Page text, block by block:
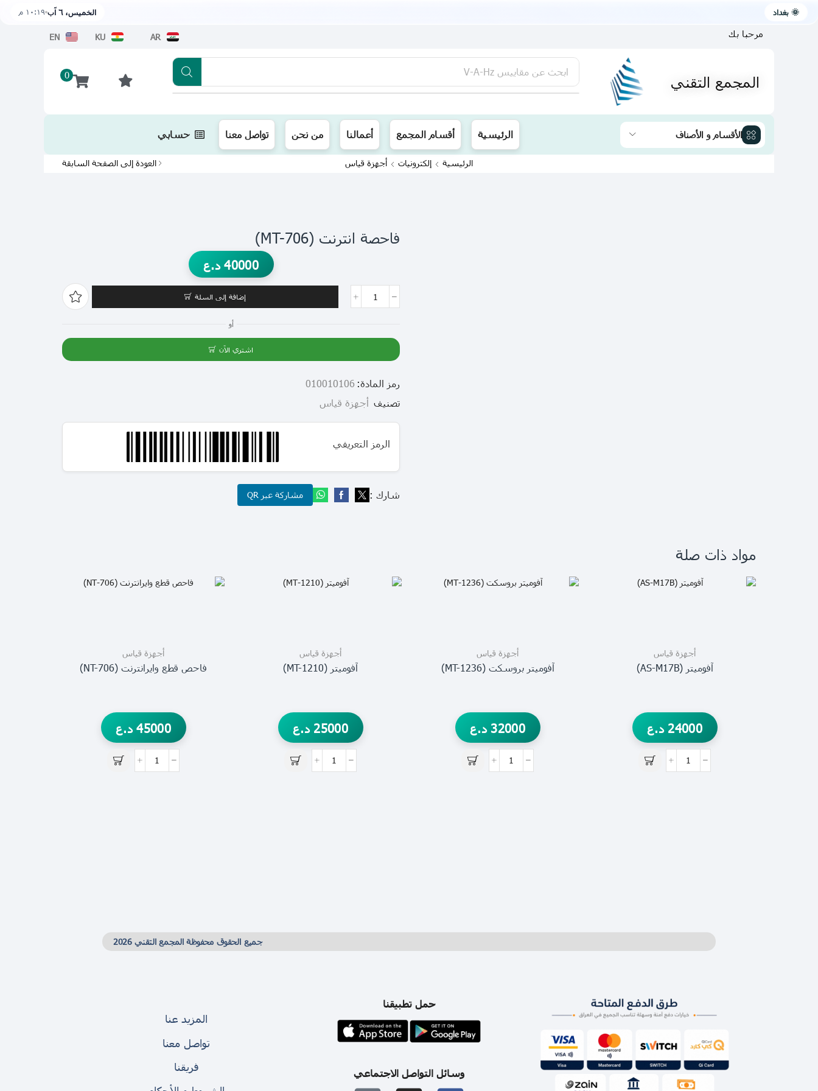
🌞 بغداد الخميس، ٦ آب ١٠:١٩ م
AR
KU
EN مرحبا بك
المجمع التقني 0 ابحث عن مقاييس V-A-Hz
يتوفر لدينا توصيل الى جميع محافظات العراق تطبيقنا متوفر الآن على متجر أبل اضغط
الأقسام و الأصناف الرئيسية أقسام المجمع أعمالنا من نحن تواصل معنا حسابي
الرئيسية إلكترونيات أجهزة قياس العودة إلى الصفحة السابقة
فاحصة انترنت (MT-706)
40000 د.ع
إضافة إلى السلة
أو
اشتري الآن
رمز المادة: 010010106
تصنيف أجهزة قياس
الرمز التعريفي
شارك : مشاركة عبر QR
مواد ذات صلة
أجهزة قياس
آفوميتر (AS-M17B)
24000 د.ع
أجهزة قياس
آفوميتر بروسكت (MT-1236)
32000 د.ع
أجهزة قياس
آفوميتر (MT-1210)
25000 د.ع
أجهزة قياس
فاحص قطع وايرانترنت (NT-706)
45000 د.ع
جميع الحقوق محفوظة المجمع التقني 2026
حمل تطبيقنا
وسائل التواصل الاجتماعي
المزيد عنا
تواصل معنا
فريقنا